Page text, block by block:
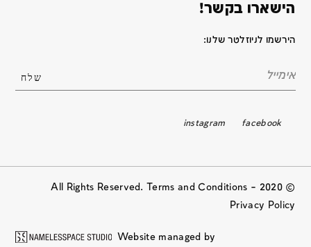
הישארו בקשר!
הירשמו לניוזלטר שלנו:
facebook
instagram
© 2020 All Rights Reserved. Terms and Conditions –
Privacy Policy
Website managed by